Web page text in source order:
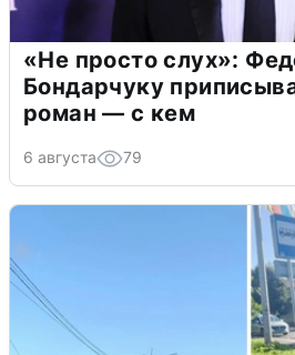
«Не просто слух»:
Бондарчуку
роман — с кем
6 августа 79